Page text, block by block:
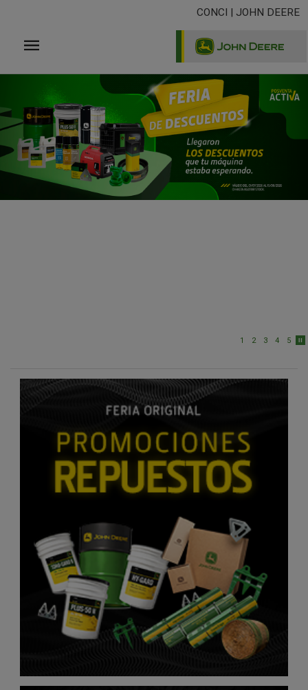
principal
CONCI | JOHN DEERE
..
.
1 2 3 4 5